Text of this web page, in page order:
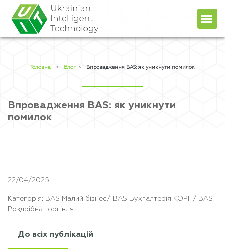
Про компанiю
+38 (044) 451-78-49
Головна > Блог > Впровадження BAS: як уникнути помилок
Впровадження BAS: як уникнути
помилок
22/04/2025
Категорія: BAS Малий бізнес/ BAS Бухгалтерія КОРП/ BAS
Роздрібна торгівля
До всіх публікацій